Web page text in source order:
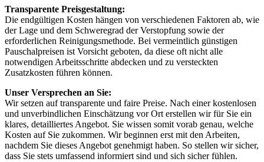
Transparente Preisgestaltung:
Die endgültigen Kosten hängen von verschiedenen Faktoren ab, wie
der Lage und dem Schweregrad der Verstopfung sowie der
erforderlichen Reinigungsmethode. Bei vermeintlich günstigen
Pauschalpreisen ist Vorsicht geboten, da diese oft nicht alle
notwendigen Arbeitsschritte abdecken und zu versteckten
Zusatzkosten führen können.
Unser Versprechen an Sie:
Wir setzen auf transparente und faire Preise. Nach einer kostenlosen
und unverbindlichen Einschätzung vor Ort erstellen wir für Sie ein
klares, detailliertes Angebot. Sie wissen somit vorab genau, welche
Kosten auf Sie zukommen. Wir beginnen erst mit den Arbeiten,
nachdem Sie dieses Angebot genehmigt haben. So stellen wir sicher,
dass Sie stets umfassend informiert sind und sich sicher fühlen.